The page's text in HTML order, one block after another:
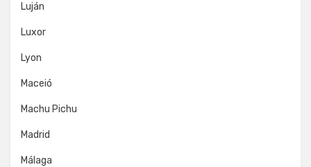
Luján
Luxor
Lyon
Maceió
Machu Pichu
Madrid
Málaga